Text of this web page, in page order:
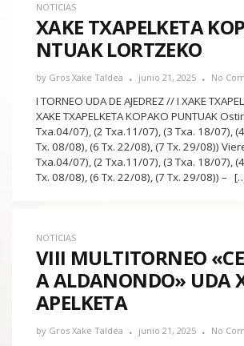
NOTICIAS
XAKE TXAPELKETA
NTUAK LORTZEKO
by Gros Xake Taldea junio 21, 2025 No
I TORNEO UDA DE AJEDREZ // I XAKE
XAKE TXAPELKETA KOPAKO PUNTUAK
Txa.04/07), (2 Txa.11/07), (3 Txa. 18/07),
Tx. 08/08), (6 Tx. 22/08), (7 Tx. 29/08))
Txa.04/07), (2 Txa.11/07), (3 Txa. 18/07),
Tx. 08/08), (6 Tx. 22/08), (7 Tx. 29/08)) –
NOTICIAS
VIII MULTITORNEO
A ALDANONDO» UDA
APELKETA
by Gros Xake Taldea junio 21, 2025 No